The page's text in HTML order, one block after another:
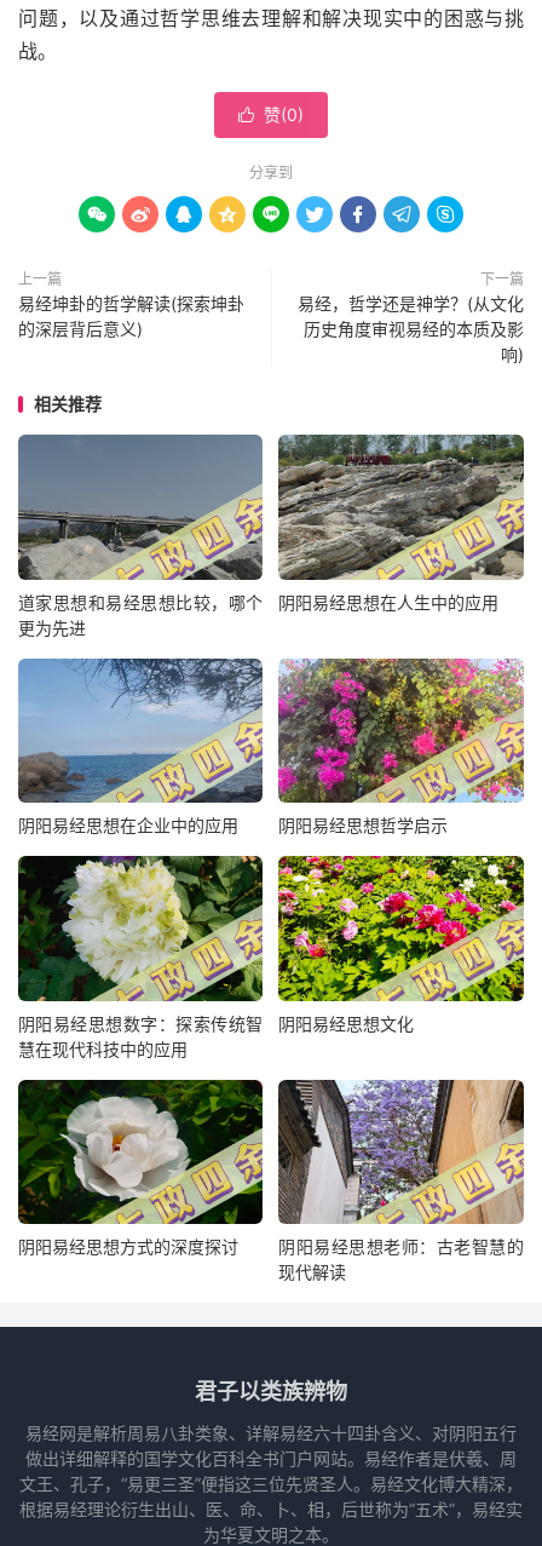
问题，以及通过哲学思维去理解和解决现实中的困惑与挑
战。
 赞(0)
分享到
        
上一篇
易经坤卦的哲学解读(探索坤卦
的深层背后意义)
下一篇
易经，哲学还是神学？(从文化
历史角度审视易经的本质及影
响)
相关推荐
道家思想和易经思想比较，哪个
更为先进
阴阳易经思想在人生中的应用
阴阳易经思想在企业中的应用 阴阳易经思想哲学启示
阴阳易经思想数字：探索传统智
慧在现代科技中的应用
阴阳易经思想文化
阴阳易经思想方式的深度探讨
阴阳易经思想老师：古老智慧的
现代解读
君子以类族辨物
易经网是解析周易八卦类象、详解易经六十四卦含义、对阴阳五行
做出详细解释的国学文化百科全书门户网站。易经作者是伏羲、周
文王、孔子，“易更三圣”便指这三位先贤圣人。易经文化博大精深，
根据易经理论衍生出山、医、命、卜、相，后世称为“五术”，易经实
为华夏文明之本。